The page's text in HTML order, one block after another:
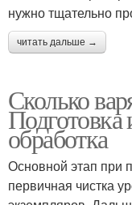
нужно тщательно
читать дальше →
Сколько
Подготовка
обработка
Основной этап при
первичная чистка